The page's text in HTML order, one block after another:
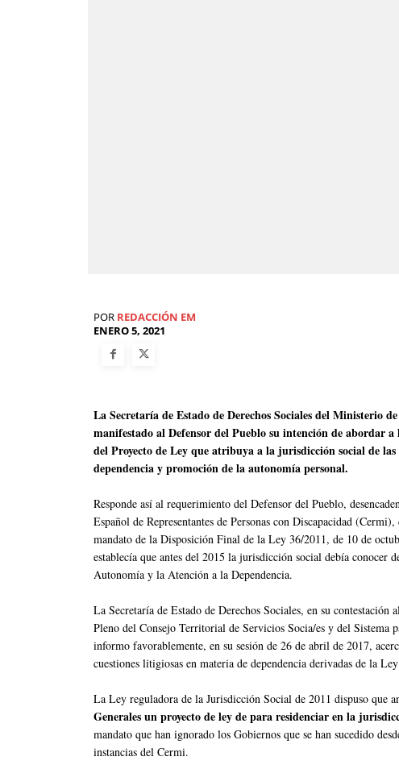
POR REDACCIÓN EM
ENERO 5, 2021
La Secretaría de Estado de Derechos Sociales del Ministerio
manifestado al Defensor del Pueblo su intención de abordar
del Proyecto de Ley que atribuya a la jurisdicción social de
dependencia y promoción de la autonomía personal.
Responde así al requerimiento del Defensor del Pueblo,
Español de Representantes de Personas con Discapacidad
mandato de la Disposición Final de la Ley 36/2011, de 10 de
establecía que antes del 2015 la jurisdicción social debía conocer
Autonomía y la Atención a la Dependencia.
La Secretaría de Estado de Derechos Sociales, en su
Pleno del Consejo Territorial de Servicios Socia/es y del Sistema
informo favorablemente, en su sesión de 26 de abril de 2017,
cuestiones litigiosas en materia de dependencia derivadas de la
La Ley reguladora de la Jurisdicción Social de 2011 dispuso que
Generales un proyecto de ley de para residenciar en la
mandato que han ignorado los Gobiernos que se han sucedido
instancias del Cermi.